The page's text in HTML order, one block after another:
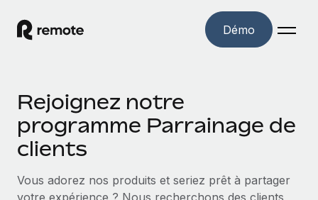
Démo
Les produits
EMPLOI À L’INTERNATIONAL
Gérez la paie facilement et en toute conformité
Solutions
COUVERTURE MONDIALE
Ressources
Rejoignez notre
programme Parrainage de
clients
Vous adorez nos produits et seriez prêt à partager
votre expérience ? Nous recherchons des clients